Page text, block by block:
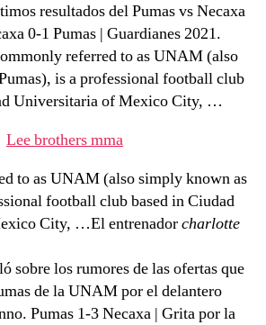
resultados del Pumas vs Necaxa
0-1 Pumas | Guardianes 2021.
referred to as UNAM (also
is a professional football club
Universitaria of Mexico City, …
Lee brothers mma
to as UNAM (also simply known as
football club based in Ciudad
City, …El entrenadorcharlotte
sobre los rumores de las ofertas que
de la UNAM por el delantero
Pumas 1-3 Necaxa | Grita por la